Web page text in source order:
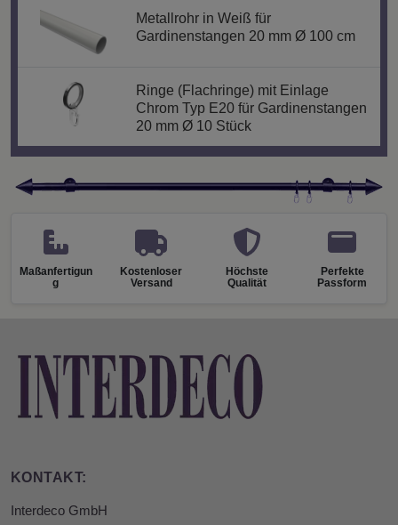
Metallrohr in Weiß für
Gardinenstangen 20 mm Ø 100 cm
Ringe (Flachringe) mit Einlage
Chrom Typ E20 für Gardinenstangen
20 mm Ø 10 Stück
Maßanfertigun
g
Kostenloser
Versand
Höchste
Qualität
Perfekte
Passform
KONTAKT:
Interdeco GmbH